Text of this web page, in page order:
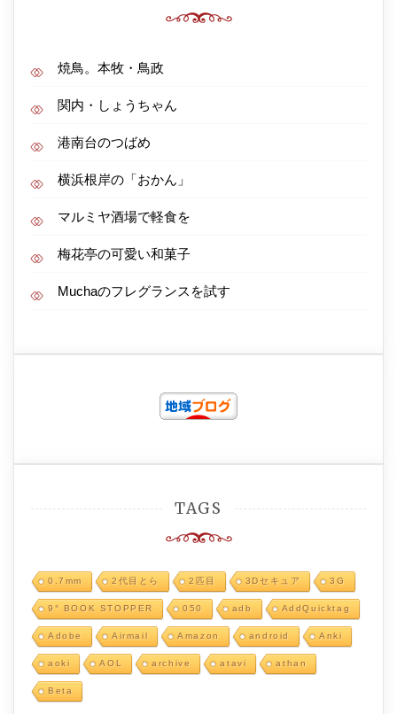
焼鳥。本牧・鳥政
関内・しょうちゃん
港南台のつばめ
横浜根岸の「おかん」
マルミヤ酒場で軽食を
梅花亭の可愛い和菓子
Muchaのフレグランスを試す
TAGS
0.7mm 2代目とら 2匹目 3Dセキュア 3G
9° BOOK STOPPER 050 adb AddQuicktag
Adobe Airmail Amazon android Anki
aoki AOL archive atavi athan
Beta